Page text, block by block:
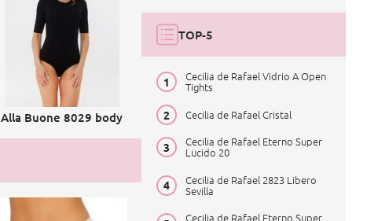
Alla Buone 8029 body
TOP-5
Cecilia de Rafael Vidrio A Open
Tights
Cecilia de Rafael Cristal
Cecilia de Rafael Eterno Super
Lucido 20
Cecilia de Rafael 2823 Libero
Sevilla
Cecilia de Rafael Eterno Super